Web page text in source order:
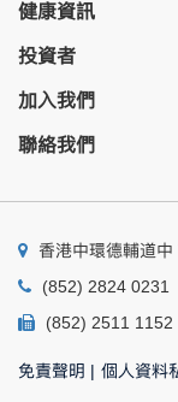
健康資訊
投資者
加入我們
聯絡我們
香港中環德輔道
(852) 2824 0231
(852) 2511 1152
免責聲明 | 個人資料